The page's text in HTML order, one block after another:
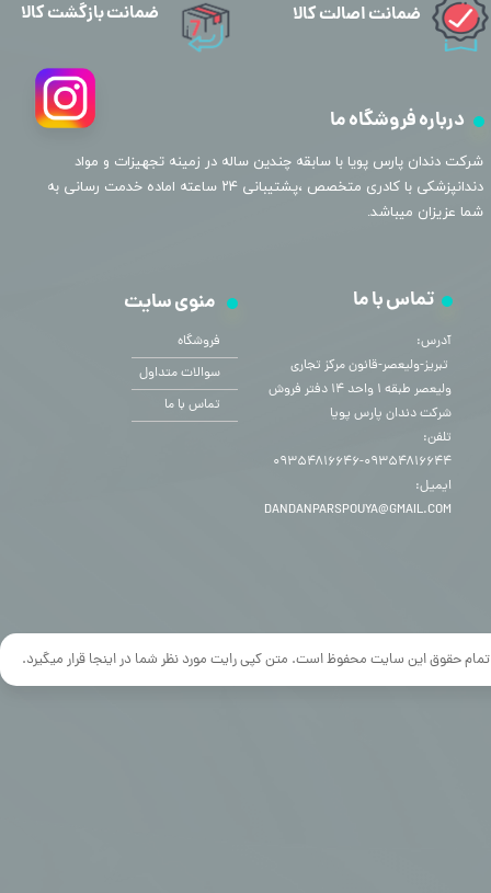
تمام حقوق این سایت محفوظ است. متن کپی رایت مورد نظر شما در اینجا قرار میگیرد.
درباره فروشگاه ما
​شرکت دندان پارس پویا با سابقه چندین ساله در زمینه تجهیزات و مواد
دندانپزشکی با کادری متخصص ،پشتیبانی ۲۴ ساعته اماده خدمت رسانی به
شما عزیزان میباشد.
منوی سایت
فروشگاه
سوالات متداول
تماس با ما
تماس با ما
آدرس:
​​​​​​​ تبریز-ولیعصر-قانون مرکز تجاری
ولیعصر طبقه ۱ واحد ۱۴ دفتر فروش
شرکت دندان پارس پویا
تلفن:
۰۹۳۵۴۸۱۶۶۴۴-۰۹۳۵۴۸۱۶۶۴۶
ایمیل:
DANDANPARSPOUYA@GMAIL.COM
ضمانت اصالت کالا ضمانت بازگشت کالا